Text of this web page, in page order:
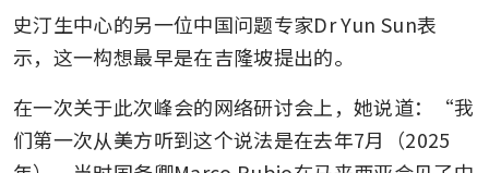
史汀生中心的另一位中国问题专家Dr Yun Sun表
示，这一构想最早是在吉隆坡提出的。
在一次关于此次峰会的网络研讨会上，她说道：“我
们第一次从美方听到这个说法是在去年7月（2025